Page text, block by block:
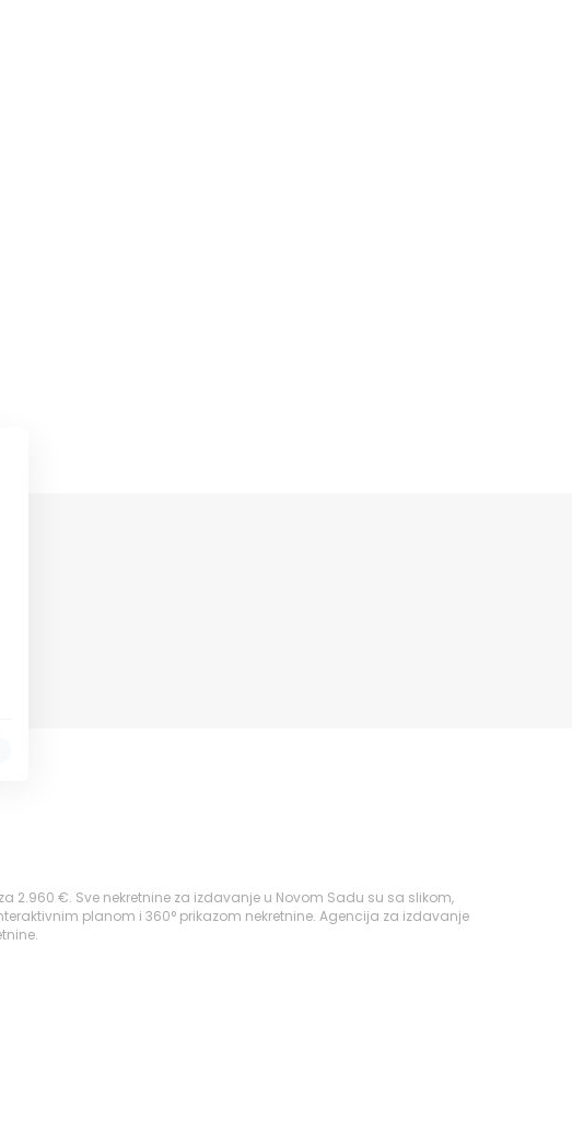
2.960 €. Sve nekretnine za izdavanje u Novom Sadu su sa slikom,
planom i 360° prikazom nekretnine. Agencija za izdavanje